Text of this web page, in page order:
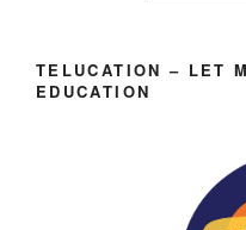
TELUCATION – LET
EDUCATION